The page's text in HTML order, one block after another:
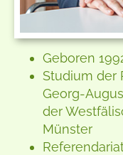
Geboren
Studium der
Georg-
der
Münster